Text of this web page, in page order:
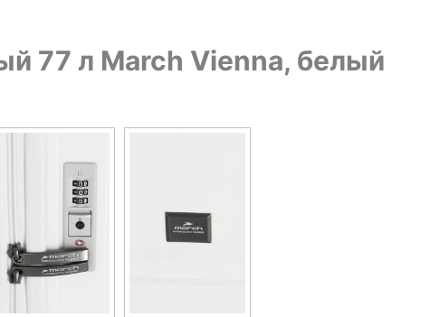
77 л March Vienna, белый